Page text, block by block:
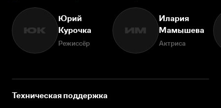
ЮК
Юрий
Курочка
Режиссёр
ИМ
Илария
Мамышева
Актриса
Техническая поддержка